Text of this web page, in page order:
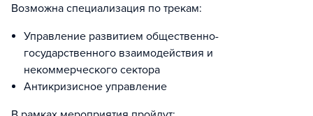
Возможна специализация по трекам:
Управление развитием общественно-
государственного взаимодействия и
некоммерческого сектора
Антикризисное управление